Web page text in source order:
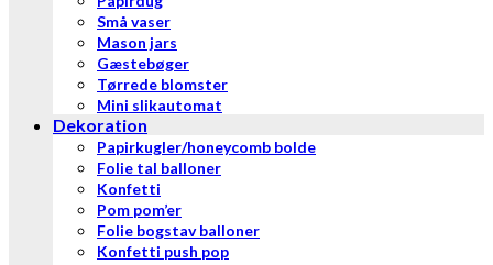
Små vaser
Mason jars
Gæstebøger
Tørrede blomster
Mini slikautomat
Dekoration
Papirkugler/honeycomb bolde
Folie tal balloner
Konfetti
Pom pom’er
Folie bogstav balloner
Konfetti push pop